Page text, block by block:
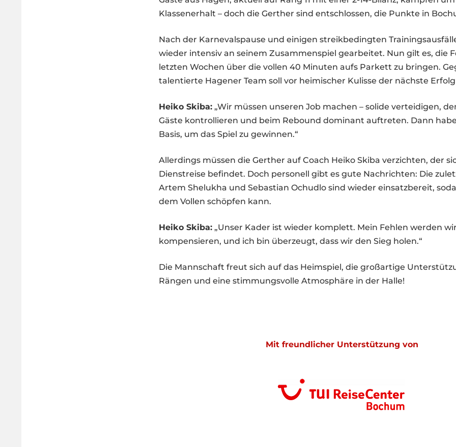
Klassenerhalt – doch die Gerther sind entschlossen, die Punkte in
Nach der Karnevalspause und einigen streikbedingten
wieder intensiv an seinem Zusammenspiel gearbeitet. Nun gilt es, die
letzten Wochen über die vollen 40 Minuten aufs Parkett zu bringen.
talentierte Hagener Team soll vor heimischer Kulisse der nächste
Heiko Skiba: „Wir müssen unseren Job machen – solide verteidigen,
Gäste kontrollieren und beim Rebound dominant auftreten. Dann
Basis, um das Spiel zu gewinnen.“
Allerdings müssen die Gerther auf Coach Heiko Skiba verzichten, der
Dienstreise befindet. Doch personell gibt es gute Nachrichten: Die
Artem Shelukha und Sebastian Ochudlo sind wieder einsatzbereit,
dem Vollen schöpfen kann.
Heiko Skiba: „Unser Kader ist wieder komplett. Mein Fehlen werden
kompensieren, und ich bin überzeugt, dass wir den Sieg holen.“
Die Mannschaft freut sich auf das Heimspiel, die großartige
Rängen und eine stimmungsvolle Atmosphäre in der Halle!
Mit freundlicher Unterstützung von